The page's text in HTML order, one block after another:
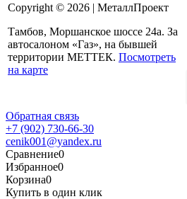
Copyright © 2026 | МеталлПроект
Тамбов, Моршанское шоссе 24а. За
автосалоном «Газ», на бывшей
территории МЕТТЕК. Посмотреть
на карте
Обратная связь
+7 (902) 730-66-30
cenik001@yandex.ru
Сравнение0
Избранное0
Корзина0
Купить в один клик